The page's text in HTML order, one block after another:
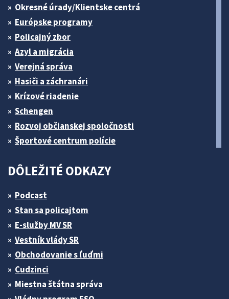
Okresné úrady/Klientske centrá
Európske programy
Policajný zbor
Azyl a migrácia
Verejná správa
Hasiči a záchranári
Krízové riadenie
Schengen
Rozvoj občianskej spoločnosti
Športové centrum polície
DÔLEŽITÉ ODKAZY
Podcast
Stan sa policajtom
E-služby MV SR
Vestník vlády SR
Obchodovanie s ľuďmi
Cudzinci
Miestna štátna správa